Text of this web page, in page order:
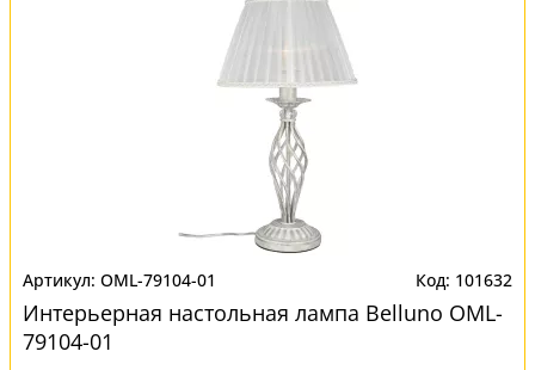
OML-79104-01 101632
Интерьерная настольная лампа Belluno OML-
79104-01